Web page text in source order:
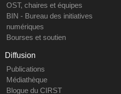
OST, chaires et équipes
BIN - Bureau des initiatives
numériques
Bourses et soutien
Diffusion
Publications
Médiathèque
Blogue du CIRST